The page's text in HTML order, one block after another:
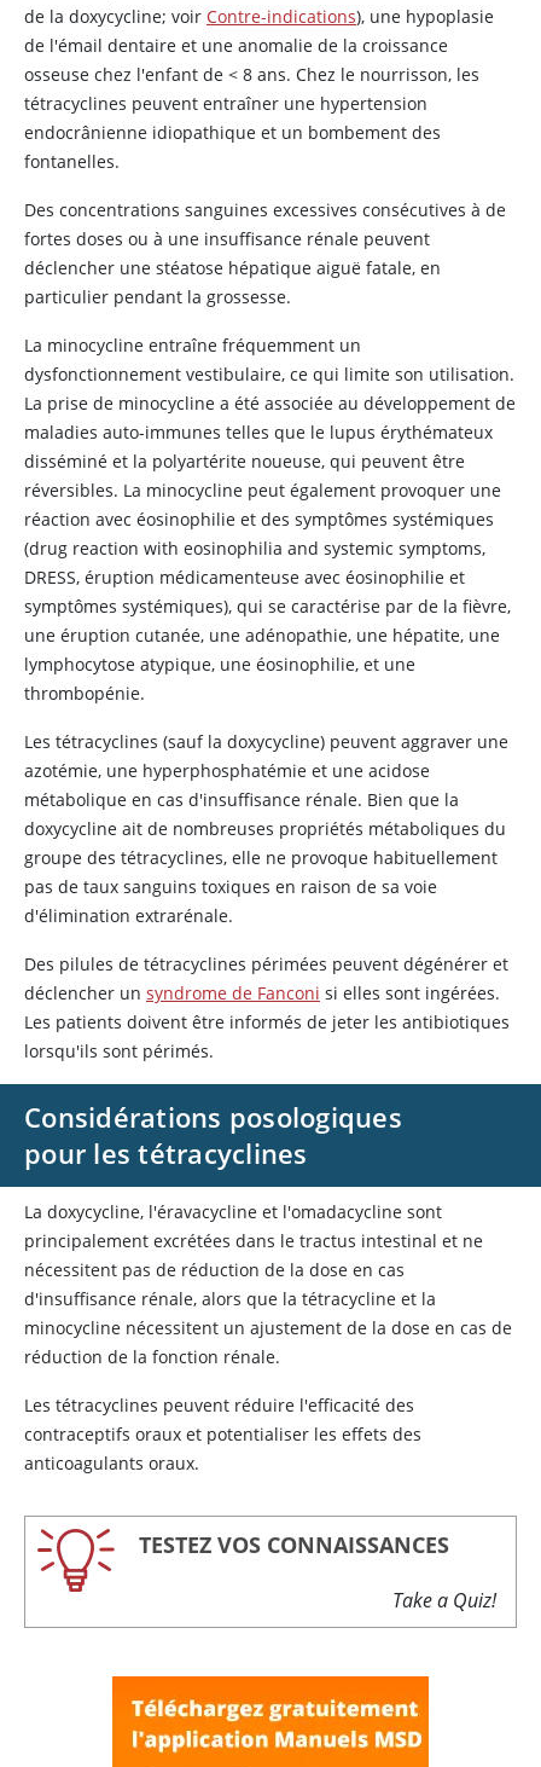
de la doxycycline; voir Contre-indications), une hypoplasie
de l'émail dentaire et une anomalie de la croissance
osseuse chez l'enfant de < 8 ans. Chez le nourrisson, les
tétracyclines peuvent entraîner une hypertension
endocrânienne idiopathique et un bombement des
fontanelles.
Des concentrations sanguines excessives consécutives à de
fortes doses ou à une insuffisance rénale peuvent
déclencher une stéatose hépatique aiguë fatale, en
particulier pendant la grossesse.
La minocycline entraîne fréquemment un
dysfonctionnement vestibulaire, ce qui limite son utilisation.
La prise de minocycline a été associée au développement de
maladies auto-immunes telles que le lupus érythémateux
disséminé et la polyartérite noueuse, qui peuvent être
réversibles. La minocycline peut également provoquer une
réaction avec éosinophilie et des symptômes systémiques
(drug reaction with eosinophilia and systemic symptoms,
DRESS, éruption médicamenteuse avec éosinophilie et
symptômes systémiques), qui se caractérise par de la fièvre,
une éruption cutanée, une adénopathie, une hépatite, une
lymphocytose atypique, une éosinophilie, et une
thrombopénie.
Les tétracyclines (sauf la doxycycline) peuvent aggraver une
azotémie, une hyperphosphatémie et une acidose
métabolique en cas d'insuffisance rénale. Bien que la
doxycycline ait de nombreuses propriétés métaboliques du
groupe des tétracyclines, elle ne provoque habituellement
pas de taux sanguins toxiques en raison de sa voie
d'élimination extrarénale.
Des pilules de tétracyclines périmées peuvent dégénérer et
déclencher un syndrome de Fanconi si elles sont ingérées.
Les patients doivent être informés de jeter les antibiotiques
lorsqu'ils sont périmés.
Considérations posologiques
pour les tétracyclines
La doxycycline, l'éravacycline et l'omadacycline sont
principalement excrétées dans le tractus intestinal et ne
nécessitent pas de réduction de la dose en cas
d'insuffisance rénale, alors que la tétracycline et la
minocycline nécessitent un ajustement de la dose en cas de
réduction de la fonction rénale.
Les tétracyclines peuvent réduire l'efficacité des
contraceptifs oraux et potentialiser les effets des
anticoagulants oraux.
TESTEZ VOS CONNAISSANCES
Take a Quiz!